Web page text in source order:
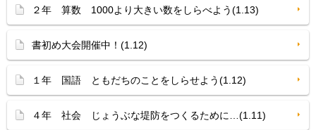
２年 算数 1000より大きい数をしらべよう(1.13)
書初め大会開催中！(1.12)
１年 国語 ともだちのことをしらせよう(1.12)
４年 社会 じょうぶな堤防をつくるために…(1.11)